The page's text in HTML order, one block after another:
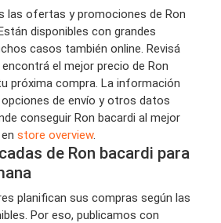
las ofertas y promociones de Ron
disponibles con grandes
casos también online. Revisá
el mejor precio de Ron
próxima compra. La información
de envío y otros datos
conseguir Ron bacardi al mejor
store overview.
de Ron bacardi para
planifican sus compras según las
Por eso, publicamos con